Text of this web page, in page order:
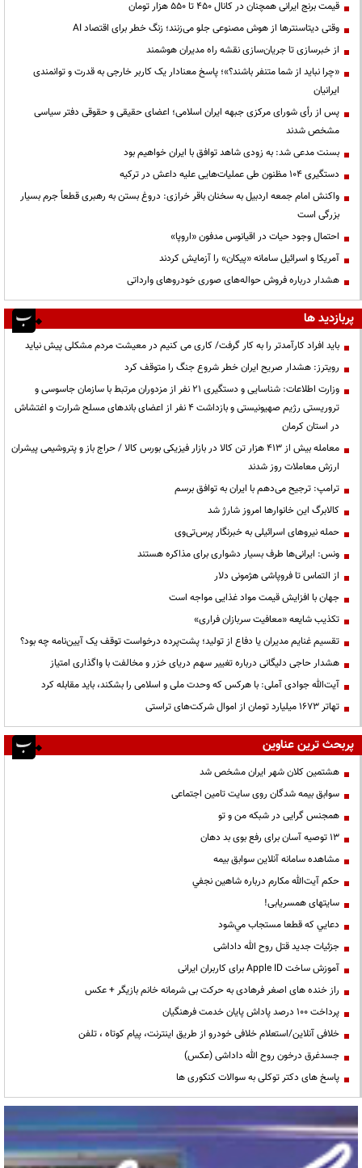
قیمت‌ برنج ایرانی همچنان در کانال ۴۵۰ تا ۵۵۰ هزار تومان
وقتی دیتاسنترها از هوش مصنوعی جلو می‌زنند؛ زنگ خطر برای اقتصاد AI
از خبرسازی تا جریان‌سازی نقشه راه مدیران هوشمند
«چرا نباید از شما متنفر باشند؟»؛ پاسخ معنادار یک کاربر خارجی به قدرت و توانمندی
ایرانیان
پس از رأی شورای مرکزی جبهه ایران اسلامی؛ اعضای حقیقی و حقوقی دفتر سیاسی
مشخص شدند
بسنت مدعی شد: به زودی شاهد توافق با ایران خواهیم بود
دستگیری ۱۰۴ مظنون طی عملیات‌هایی علیه داعش در ترکیه
واکنش امام جمعه اردبیل به سخنان باقر خرازی: دروغ بستن به رهبری قطعاً جرم بسیار
بزرگی است
احتمال وجود حیات در اقیانوس مدفون «اروپا»
آمریکا و اسرائیل سامانه «پیکان» را آزمایش کردند
هشدار درباره فروش حواله‌های صوری خودروهای وارداتی
پربازدید ها
باید افراد کارآمدتر را به کار گرفت/ کاری می کنیم در معیشت مردم مشکلی پیش نیاید
رویترز: هشدار صریح ایران خطر شروع جنگ را متوقف کرد
وزارت اطلاعات: شناسایی و دستگیری ۲۱ نفر از مزدوران مرتبط با سازمان جاسوسی و
تروریستی رژیم صهیونیستی و بازداشت ۴ نفر از اعضای باندهای مسلح شرارت و اغتشاش
در استان کرمان
معامله بیش از ۴۱۳ هزار تن کالا در بازار فیزیکی بورس کالا / حراج باز و پتروشیمی پیشران
ارزش معاملات روز شدند
ترامپ: ترجیح می‌دهم با ایران به توافق برسم
کالابرگ این خانوارها امروز شارژ شد
حمله نیروهای اسرائیلی به خبرنگار پرس‌تی‌وی
ونس: ایرانی‌ها طرف بسیار دشواری برای مذاکره هستند
از التماس تا فروپاشی هژمونی دلار
جهان با افزایش قیمت مواد غذایی مواجه است
تکذیب شایعه «معافیت سربازان فراری»
تقسیم غنایم مدیران یا دفاع از تولید؛ پشت‌پرده درخواست توقف یک آیین‌نامه چه بود؟
هشدار حاجی دلیگانی درباره تغییر سهم دریای خزر و مخالفت با واگذاری امتیاز
آیت‌الله جوادی آملی: با هرکس که وحدت ملی و اسلامی را بشکند، باید مقابله کرد
تهاتر ۱۶۷۳ میلیارد تومان از اموال شرکت‌های تراستی
پربحث ترین عناوین
هشتمین کلان شهر ایران مشخص شد
سوابق بیمه شدگان روی سایت تامین اجتماعی
همجنس گرایی در شبکه من و تو
13 توصیه آسان برای رفع بوی بد دهان
مشاهده سامانه آنلاين سوابق بیمه
حكم آيت‌الله مكارم درباره شاهين نجفي
سایتهای همسریابی!
دعايي كه قطعا مستجاب مي‌شود
جزئیات جدید قتل روح الله داداشی
آموزش ساخت Apple ID برای کاربران ایرانی
راز خنده های اصغر فرهادی به حرکت بی شرمانه خانم بازیگر + عکس
پرداخت ۱۰۰ درصد پاداش پایان خدمت فرهنگیان
خلافی آنلاین/استعلام خلافی خودرو از طریق اینترنت، پیام کوتاه ، تلفن
جسدغرق درخون روح الله داداشی (عکس)
پاسخ های دکتر توکلی به سوالات کنکوری ها